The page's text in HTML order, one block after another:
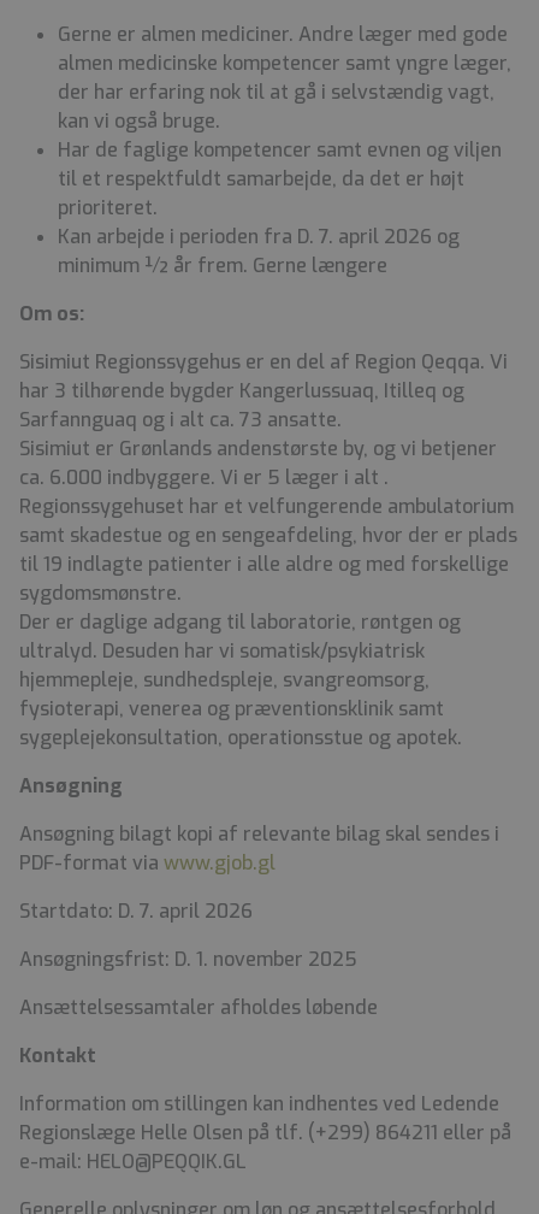
Gerne er almen mediciner. Andre læger med gode
almen medicinske kompetencer samt yngre læger,
der har erfaring nok til at gå i selvstændig vagt,
kan vi også bruge.
Har de faglige kompetencer samt evnen og viljen
til et respektfuldt samarbejde, da det er højt
prioriteret.
Kan arbejde i perioden fra D. 7. april 2026 og
minimum ½ år frem. Gerne længere
Om os:
Sisimiut Regionssygehus er en del af Region Qeqqa. Vi
har 3 tilhørende bygder Kangerlussuaq, Itilleq og
Sarfannguaq og i alt ca. 73 ansatte.
Sisimiut er Grønlands andenstørste by, og vi betjener
ca. 6.000 indbyggere. Vi er 5 læger i alt .
Regionssygehuset har et velfungerende ambulatorium
samt skadestue og en sengeafdeling, hvor der er plads
til 19 indlagte patienter i alle aldre og med forskellige
sygdomsmønstre.
Der er daglige adgang til laboratorie, røntgen og
ultralyd. Desuden har vi somatisk/psykiatrisk
hjemmepleje, sundhedspleje, svangreomsorg,
fysioterapi, venerea og præventionsklinik samt
sygeplejekonsultation, operationsstue og apotek.
Ansøgning
Ansøgning bilagt kopi af relevante bilag skal sendes i
PDF-format via www.gjob.gl
Startdato: D. 7. april 2026
Ansøgningsfrist: D. 1. november 2025
Ansættelsessamtaler afholdes løbende
Kontakt
Information om stillingen kan indhentes ved Ledende
Regionslæge Helle Olsen på tlf. (+299) 864211 eller på
e-mail: HELO@PEQQIK.GL